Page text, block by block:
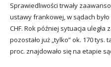
Sprawiedliwości trwały
ustawy frankowej, w sądach
CHF. Rok później sytuacja
pozostało już „tylko” ok. 170
proc. znajdowało się na etapie